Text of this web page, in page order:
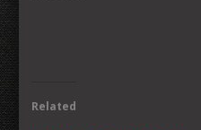
Related